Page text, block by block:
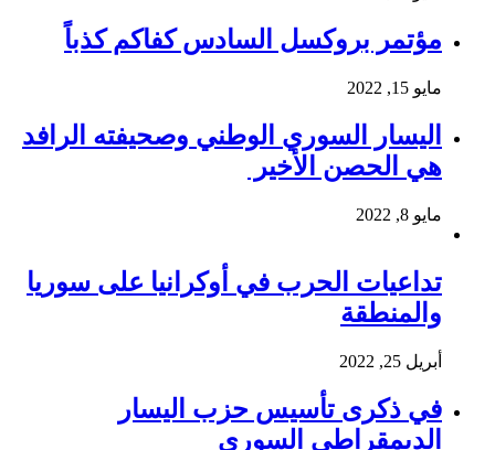
مؤتمر بروكسل السادس كفاكم كذباً
مايو 15, 2022
اليسار السوري الوطني وصحيفته الرافد
هي الحصن الأخير
مايو 8, 2022
تداعيات الحرب في أوكرانيا على سوريا
والمنطقة
أبريل 25, 2022
في ذكرى تأسيس حزب اليسار
الديمقراطي السوري